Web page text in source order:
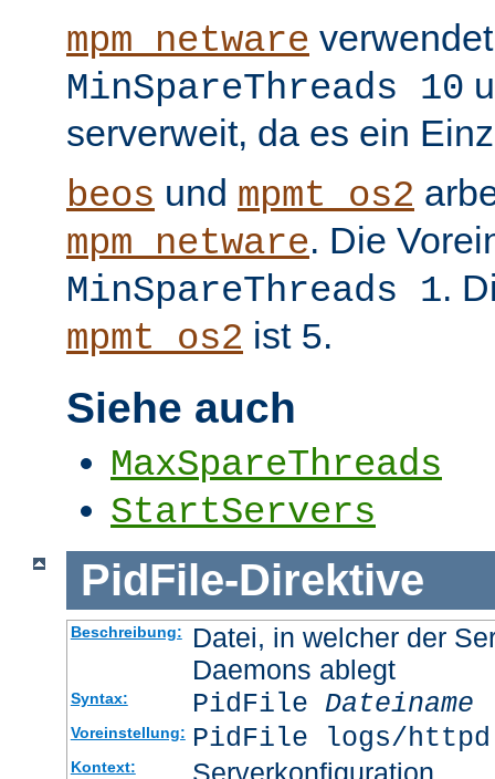
mpm_netware
MinSpareThreads 10
serverweit, da es ein
beos und mpmt_os2
mpm_netware. Die
MinSpareThreads 1.
mpmt_os2 ist 5.
Siehe auch
MaxSpareThreads
StartServers
PidFile-Direktive
Beschreibung:
Datei, in welcher der
Daemons ablegt
Syntax: PidFile Dateiname
Voreinstellung: PidFile logs/
Kontext: Serverkonfiguration